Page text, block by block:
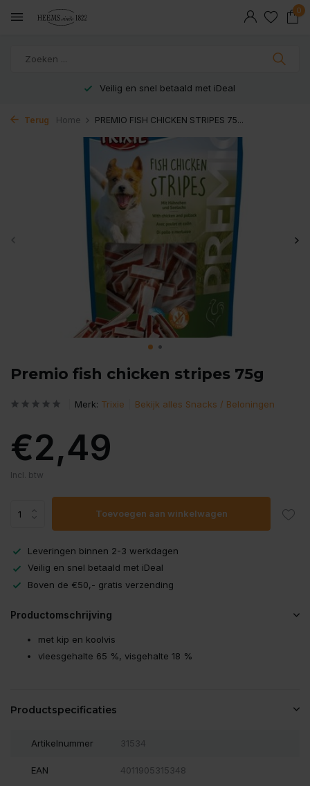
0
Veilig en snel betaald met iDeal
Terug Home PREMIO FISH CHICKEN STRIPES 75...
Premio fish chicken stripes 75g
Merk: Trixie Bekijk alles Snacks / Beloningen
€2,49
Incl. btw
Toevoegen aan winkelwagen
Leveringen binnen 2-3 werkdagen
Veilig en snel betaald met iDeal
Boven de €50,- gratis verzending
Productomschrijving
met kip en koolvis
vleesgehalte 65 %, visgehalte 18 %
Productspecificaties
Artikelnummer 31534
EAN 4011905315348